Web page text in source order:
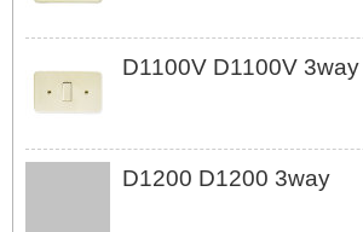
D1100V D1100V 3way
D1200 D1200 3way